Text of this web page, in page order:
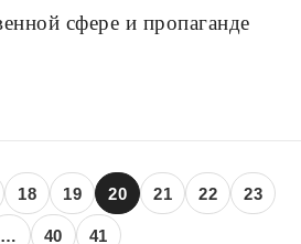
сфере и пропаганде
18 19 20 21 22 23
… 40 41